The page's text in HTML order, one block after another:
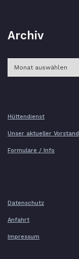
Archiv
Hüttendienst
Unser aktueller Vorstand
Formulare / Info
Datenschutz
Anfahrt
Impressum